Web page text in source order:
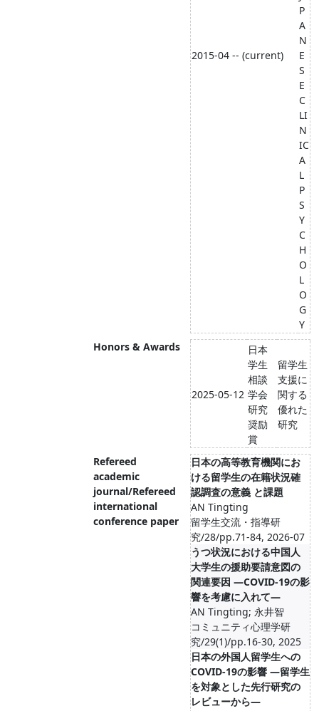
2015-04 -- (current)
P
A
N
E
S
E
C
LI
N
IC
A
L
P
S
Y
C
H
O
L
O
G
Y
Honors & Awards
2025-05-12
日本
学生
相談
学会
研究
奨励
賞
留学生
支援に
関する
優れた
研究
Refereed
academic
journal/Refereed
international
conference paper
日本の高等教育機関にお
ける留学生の在籍状況確
認調査の意義 と課題
AN Tingting
留学生交流・指導研
究/28/pp.71-84, 2026-07
うつ状況における中国人
大学生の援助要請意図の
関連要因 ―COVID-19の影
響を考慮に入れて―
AN Tingting; 永井智
コミュニティ心理学研
究/29(1)/pp.16-30, 2025
日本の外国人留学生への
COVID-19の影響 ―留学生
を対象とした先行研究の
レビューから―